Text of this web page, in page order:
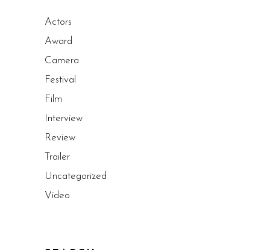
Actors
Award
Camera
Festival
Film
Interview
Review
Trailer
Uncategorized
Video